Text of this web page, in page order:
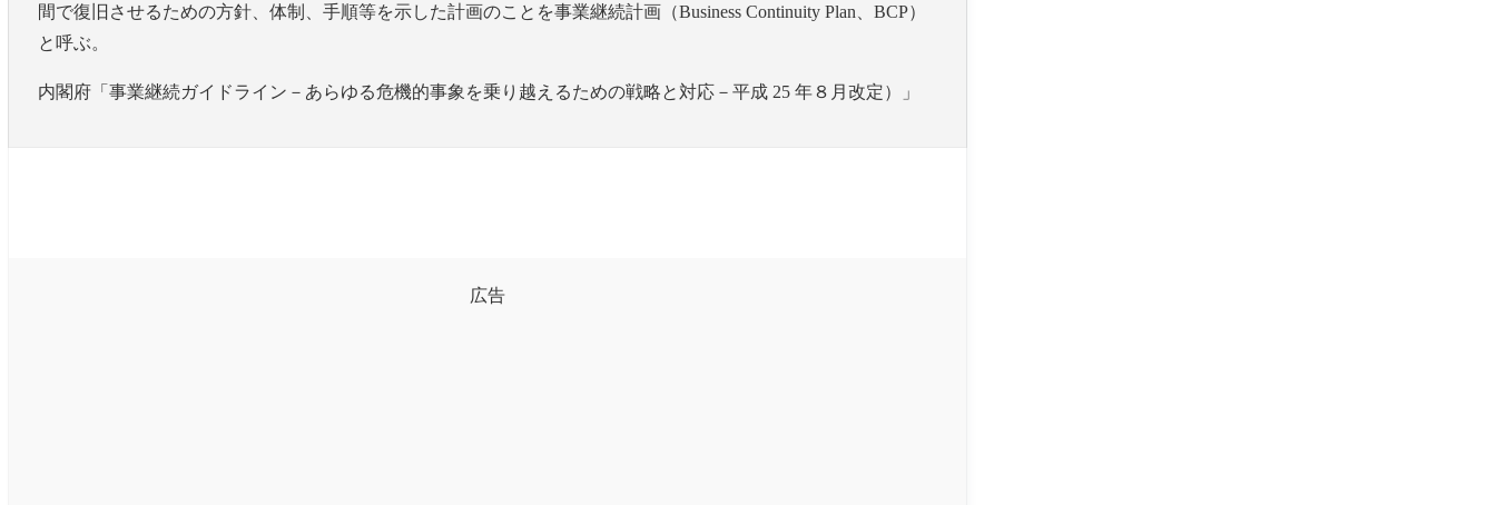
間で復旧させるための方針、体制、手順等を示した計画のことを事業継続計画（Business Continuity Plan、BCP）
と呼ぶ。
内閣府「事業継続ガイドライン－あらゆる危機的事象を乗り越えるための戦略と対応－平成 25 年８月改定）」
広告